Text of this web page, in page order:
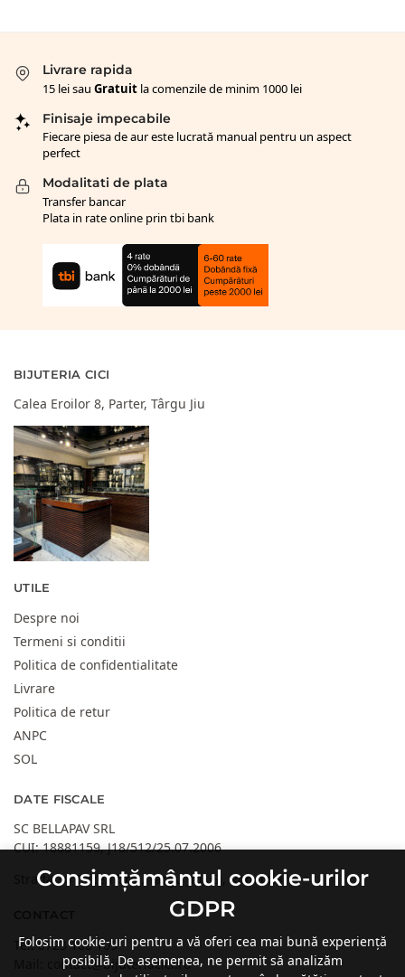
Livrare rapida
15 lei sau Gratuit la comenzile de minim 1000 lei
Finisaje impecabile
Fiecare piesa de aur este lucrată manual pentru un aspect
perfect
Modalitati de plata
Transfer bancar
Plata in rate online prin tbi bank
BIJUTERIA CICI
Calea Eroilor 8, Parter, Târgu Jiu
UTILE
Despre noi
Termeni si conditii
Politica de confidentialitate
Livrare
Politica de retur
ANPC
SOL
DATE FISCALE
SC BELLAPAV SRL
CUI: 18881159, J18/512/25.07.2006
Strada 30 Decembrie, Targu Jiu, GJ, Romania
Tel:0723 108 109
contact@bijuteriacici.ro
Consimțământul cookie-urilor
GDPR
Folosim cookie-uri pentru a vă oferi cea mai bună experiență
posibilă. De asemenea, ne permit să analizăm